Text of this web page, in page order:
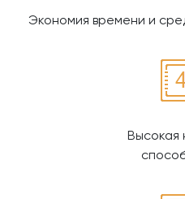
Экономия времени и
Высокая